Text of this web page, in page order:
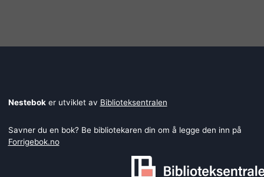
Nesteboker utviklet av Biblioteksentralen
Savner du en bok? Be bibliotekaren din om å legge den inn på
Forrigebok.no